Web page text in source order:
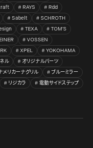
RAYS
Rdd
Sabelt
SCHROTH
TEXA
TOM’S
VOSSEN
XPEL
YOKOHAMA
ル
オリジナルパーツ
メリカーナグリル
ブルーミラー
リジカラ 電動サイドステップ